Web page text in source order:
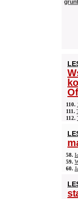
110.
111.
112.
58.
59.
60.